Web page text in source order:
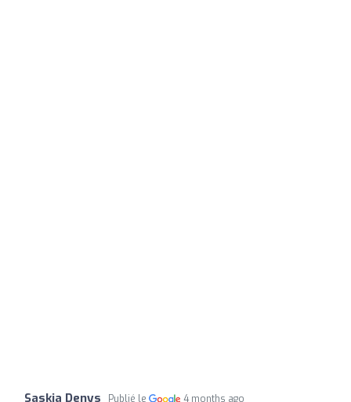
Saskia Denys Publié le 4 months ago